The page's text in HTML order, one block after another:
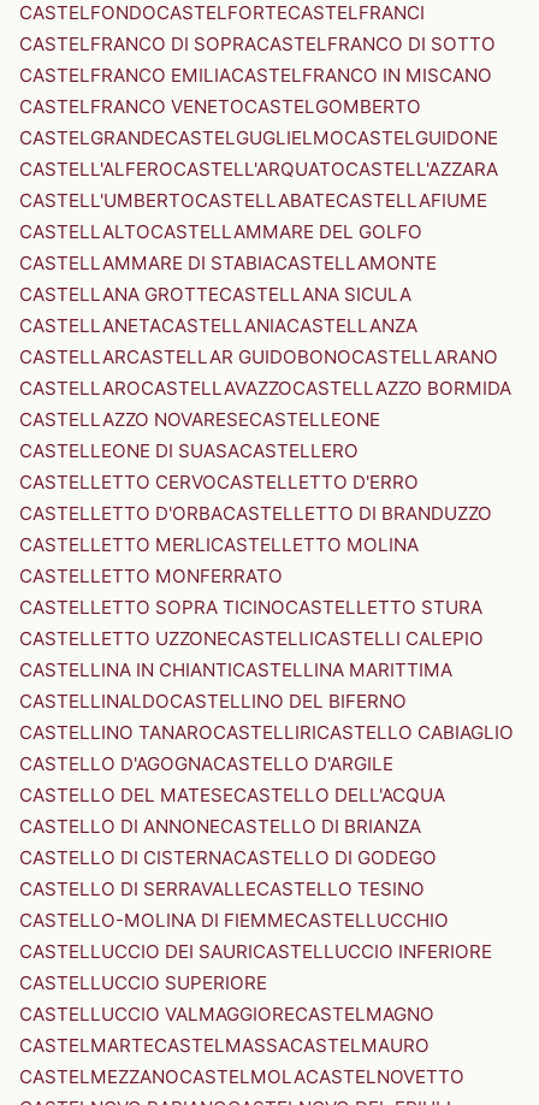
CASTELFONDOCASTELFORTECASTELFRANCI
CASTELFRANCO DI SOPRACASTELFRANCO DI SOTTO
CASTELFRANCO EMILIACASTELFRANCO IN MISCANO
CASTELFRANCO VENETOCASTELGOMBERTO
CASTELGRANDECASTELGUGLIELMOCASTELGUIDONE
CASTELL'ALFEROCASTELL'ARQUATOCASTELL'AZZARA
CASTELL'UMBERTOCASTELLABATECASTELLAFIUME
CASTELLALTOCASTELLAMMARE DEL GOLFO
CASTELLAMMARE DI STABIACASTELLAMONTE
CASTELLANA GROTTECASTELLANA SICULA
CASTELLANETACASTELLANIACASTELLANZA
CASTELLARCASTELLAR GUIDOBONOCASTELLARANO
CASTELLAROCASTELLAVAZZOCASTELLAZZO BORMIDA
CASTELLAZZO NOVARESECASTELLEONE
CASTELLEONE DI SUASACASTELLERO
CASTELLETTO CERVOCASTELLETTO D'ERRO
CASTELLETTO D'ORBACASTELLETTO DI BRANDUZZO
CASTELLETTO MERLICASTELLETTO MOLINA
CASTELLETTO MONFERRATO
CASTELLETTO SOPRA TICINOCASTELLETTO STURA
CASTELLETTO UZZONECASTELLICASTELLI CALEPIO
CASTELLINA IN CHIANTICASTELLINA MARITTIMA
CASTELLINALDOCASTELLINO DEL BIFERNO
CASTELLINO TANAROCASTELLIRICASTELLO CABIAGLIO
CASTELLO D'AGOGNACASTELLO D'ARGILE
CASTELLO DEL MATESECASTELLO DELL'ACQUA
CASTELLO DI ANNONECASTELLO DI BRIANZA
CASTELLO DI CISTERNACASTELLO DI GODEGO
CASTELLO DI SERRAVALLECASTELLO TESINO
CASTELLO-MOLINA DI FIEMMECASTELLUCCHIO
CASTELLUCCIO DEI SAURICASTELLUCCIO INFERIORE
CASTELLUCCIO SUPERIORE
CASTELLUCCIO VALMAGGIORECASTELMAGNO
CASTELMARTECASTELMASSACASTELMAURO
CASTELMEZZANOCASTELMOLACASTELNOVETTO